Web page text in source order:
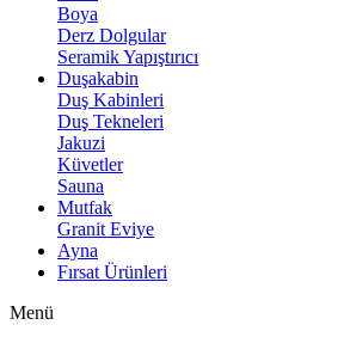
Boya
Derz Dolgular
Seramik Yapıştırıcı
Duşakabin
Duş Kabinleri
Duş Tekneleri
Jakuzi
Küvetler
Sauna
Mutfak
Granit Eviye
Ayna
Fırsat Ürünleri
Menü